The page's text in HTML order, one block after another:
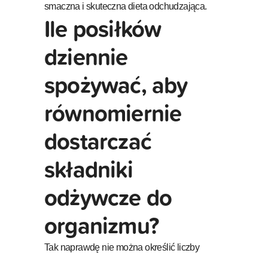
smaczna i skuteczna dieta odchudzająca.
Ile posiłków
dziennie
spożywać, aby
równomiernie
dostarczać
składniki
odżywcze do
organizmu?
Tak naprawdę nie można określić liczby